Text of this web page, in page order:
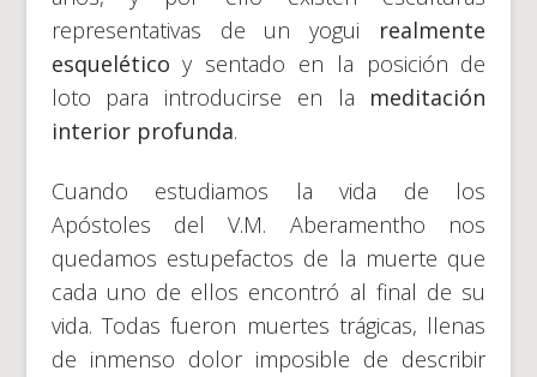
representativas de un yogui realmente
esqueléticoy sentado en la posición de
loto para introducirse en la meditación
interior profunda.
Cuando estudiamos la vida de los
Apóstoles del V.M. Aberamentho nos
quedamos estupefactos de la muerte que
cada uno de ellos encontró al final de su
vida. Todas fueron muertes trágicas, llenas
de inmenso dolor imposible de describir